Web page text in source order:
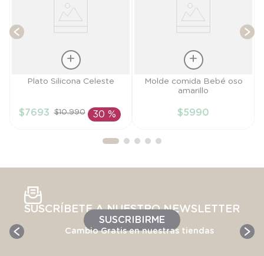
Talla
AÑADIR AL
Plato Silicona Celeste
$7693 $10.990 30 %
Talla
Molde comida Bebé oso
amarillo
$5990
SUSCRÍBETE A NUESTRO NEWSLETTER
SUSCRIBIRME
Cambio Gratis en nuestras tiendas